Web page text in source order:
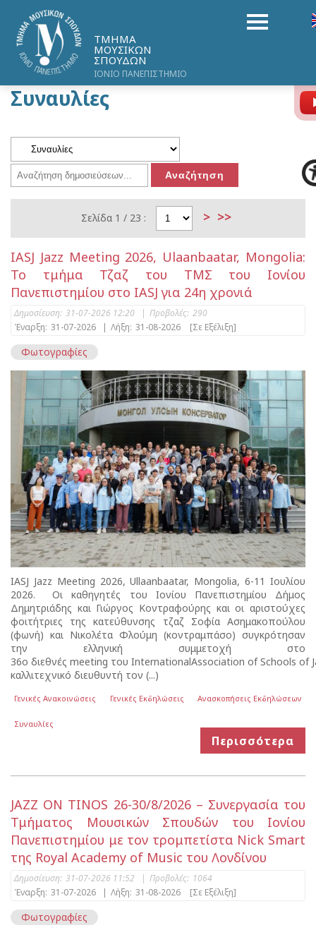
ΤΜΗΜΑ
ΜΟΥΣΙΚΩΝ
ΣΠΟΥΔΩΝ
ΙΟΝΙΟ ΠΑΝΕΠΙΣΤΗΜΙΟ
Συναυλίες
Σελίδα 1 / 23 : > >>
IASJ Jazz Meeting 2026, Ulaanbaatar, Mongolia:
Το τμήμα Τζαζ του ΤΜΣ του Ιονίου
Πανεπιστημίου στο IASJ για 24η χρονιά
Δημοσίευση: 31-07-2026 12:20 | Προβολές: 290
Έναρξη: 31-07-2026 | Λήξη: 31-08-2026 [Σε Εξέλιξη]
Φωτογραφίες
IASJ Jazz Meeting 2026, Ullaanbaatar, Mongolia, 6-11 Ιουλίου
2026. Οι καθηγητές του Ιονίου Πανεπιστημίου Δήμος
Δημητριάδης και Γιώργος Κοντραφούρης και οι αριστούχες
φοιτήτριες της κατεύθυνσης τζαζ Σοφία Ασημακοπούλου
(φωνή) και Νικολέτα Φλούμη (κοντραμπάσο) συγκρότησαν
την ελληνική συμμετοχή στο
36o διεθνές meeting του InternationalAssociation of Schools of
καλλιτεχνικό διευθυντή τον (...)
Γενικές Ανακοινώσεις Γενικές Εκδηλώσεις Ανασκοπήσεις Εκδηλώσεων
Συναυλίες
Περισσότερα
JAZZ ON TINOS 26-30/8/2026 – Συνεργασία του
Τμήματος Μουσικών Σπουδών του Ιονίου
Πανεπιστημίου με τον τρομπετίστα Nick Smart
της Royal Academy of Music του Λονδίνου
Δημοσίευση: 31-07-2026 11:52 | Προβολές: 1064
Έναρξη: 31-07-2026 | Λήξη: 31-08-2026 [Σε Εξέλιξη]
Φωτογραφίες